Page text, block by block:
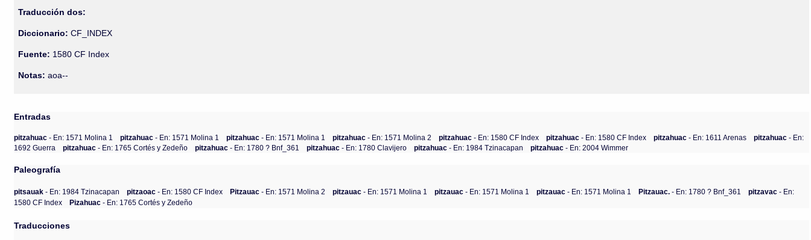
Traducción dos:
Diccionario:CF_INDEX
Fuente: 1580 CF Index
Notas: aoa--
Entradas
pitzahuac- En: 1571 Molina 1 pitzahuac- En: 1571 Molina 1 pitzahuac- En: 1571 Molina 1 pitzahuac- En: 1571 Molina 2 pitzahuac- En: 1580 CF Index pitzahuac- En: 1580 CF Index pitzahuac- En: 1611 Arenas pitzahuac- En:
1692 Guerra
pitzahuac- En: 1765 Cortés y Zedeño pitzahuac- En: 1780 ? Bnf_361 pitzahuac- En: 1780 Clavijero pitzahuac- En: 1984 Tzinacapan pitzahuac- En: 2004 Wimmer
Paleografía
pitsauak - En: 1984 Tzinacapan pitzaoac - En: 1580 CF Index Pitzauac - En: 1571 Molina 2 pitzauac - En: 1571 Molina 1 pitzauac - En: 1571 Molina 1 pitzauac - En: 1571 Molina 1 Pitzauac. - En: 1780 ? Bnf_361 pitzavac - En:
1580 CF Index
Pizahuac - En: 1765 Cortés y Zedeño
Traducciones